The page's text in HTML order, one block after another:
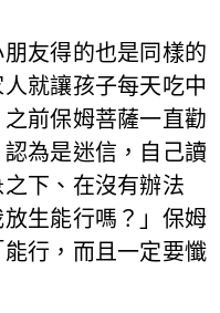
友得的也是同樣的
就讓孩子每天吃中
前保姆菩薩一直勸
為是迷信，自己讀
下、在沒有辦法
生能行嗎？」保姆
行，而且一定要懺